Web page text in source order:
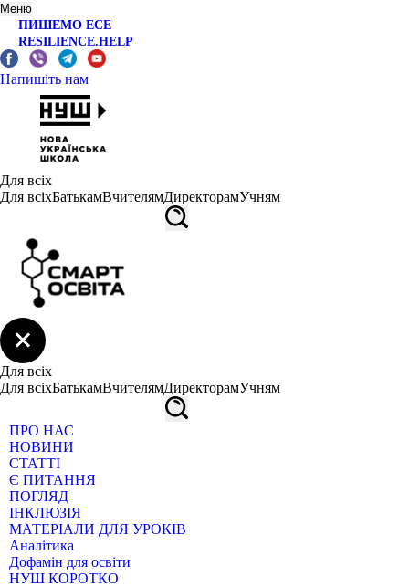
Меню
ПИШЕМО ЕСЕ
RESILIENCE.HELP
Напишіть нам
Для всіх
Для всіхБатькамВчителямДиректорамУчням
Для всіх
Для всіхБатькамВчителямДиректорамУчням
ПРО НАС
НОВИНИ
СТАТТІ
Є ПИТАННЯ
ПОГЛЯД
ІНКЛЮЗІЯ
МАТЕРІАЛИ ДЛЯ УРОКІВ
Аналітика
Дофамін для освіти
НУШ КОРОТКО